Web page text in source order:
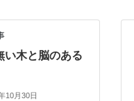
い木と脳のある
10月30日